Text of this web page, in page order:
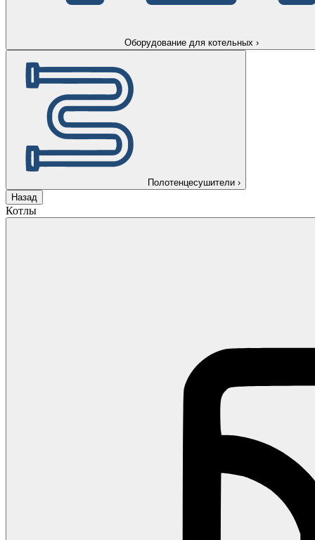
Оборудование для котельных ›
Полотенцесушители ›
Назад
Котлы